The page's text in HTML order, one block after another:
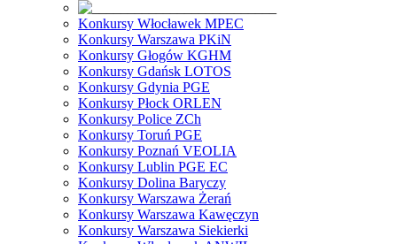
Konkursy Włocławek MPEC
Konkursy Warszawa PKiN
Konkursy Głogów KGHM
Konkursy Gdańsk LOTOS
Konkursy Gdynia PGE
Konkursy Płock ORLEN
Konkursy Police ZCh
Konkursy Toruń PGE
Konkursy Poznań VEOLIA
Konkursy Lublin PGE EC
Konkursy Dolina Baryczy
Konkursy Warszawa Żerań
Konkursy Warszawa Kawęczyn
Konkursy Warszawa Siekierki